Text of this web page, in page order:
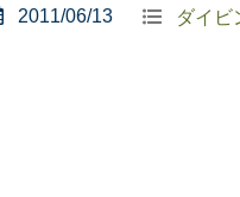
ダイビ
2011/06/13